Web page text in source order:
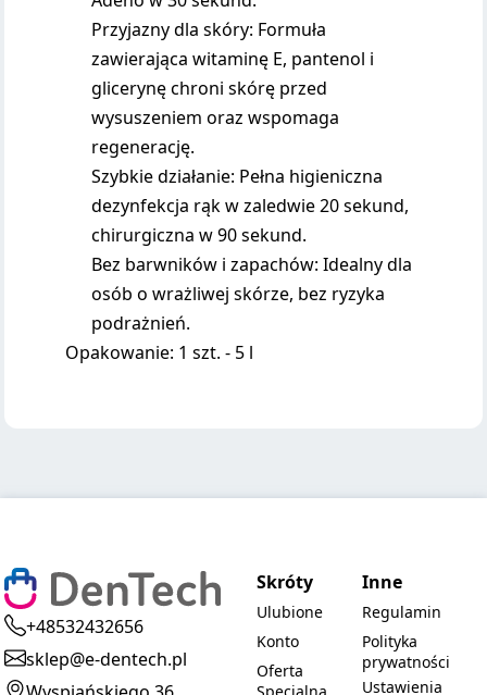
Przyjazny dla skóry: Formuła
zawierająca witaminę E, pantenol i
glicerynę chroni skórę przed
wysuszeniem oraz wspomaga
regenerację.
Szybkie działanie: Pełna higieniczna
dezynfekcja rąk w zaledwie 20 sekund,
chirurgiczna w 90 sekund.
Bez barwników i zapachów: Idealny dla
osób o wrażliwej skórze, bez ryzyka
podrażnień.
Opakowanie: 1 szt. - 5 l
+48532432656
sklep@e-dentech.pl
Skróty
Ulubione
Konto
Oferta
Inne
Regulamin
Polityka
prywatności
Ustawienia